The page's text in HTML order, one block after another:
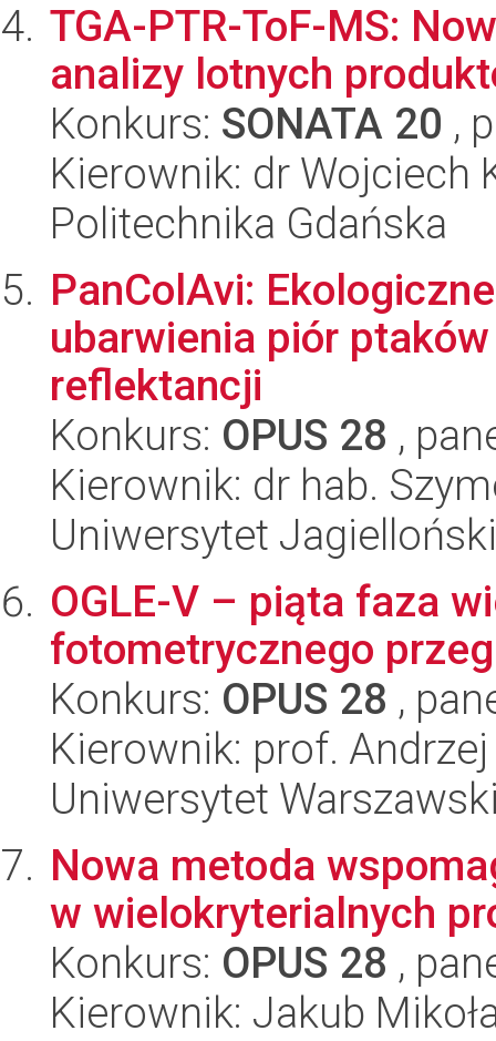
TGA-PTR-ToF-MS:
analizy lotnych
Konkurs: SONATA 20 ,
Kierownik: dr Wojciech
Politechnika Gdańska
PanColAvi:
ubarwienia piór
reflektancji
Konkurs: OPUS 28 ,
Kierownik: dr hab.
Uniwersytet Jagielloński
OGLE-V – piąta faza
fotometrycznego
Konkurs: OPUS 28 ,
Kierownik: prof.
Uniwersytet
Nowa metoda
w wielokryterialnych
Konkurs: OPUS 28 ,
Kierownik: Jakub